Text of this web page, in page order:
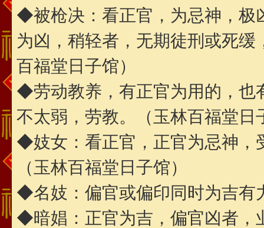
◆被枪决：看正官，为忌神，极
为凶，稍轻者，无期徒刑或死
百福堂日子馆）
◆劳动教养，有正官为用的，也
不太弱，劳教。（玉林百福堂日
◆妓女：看正官，正官为忌神，
（玉林百福堂日子馆）
◆名妓：偏官或偏印同时为吉有
◆暗娼：正官为吉，偏官凶者，